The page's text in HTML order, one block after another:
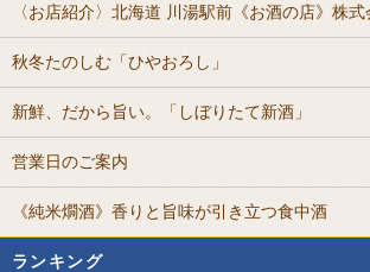
〈お店紹介〉北海道 川湯駅前《お酒の店》株
秋冬たのしむ「ひやおろし」
新鮮、だから旨い。「しぼりたて新酒」
営業日のご案内
《純米燗酒》香りと旨味が引き立つ食中酒
ランキング